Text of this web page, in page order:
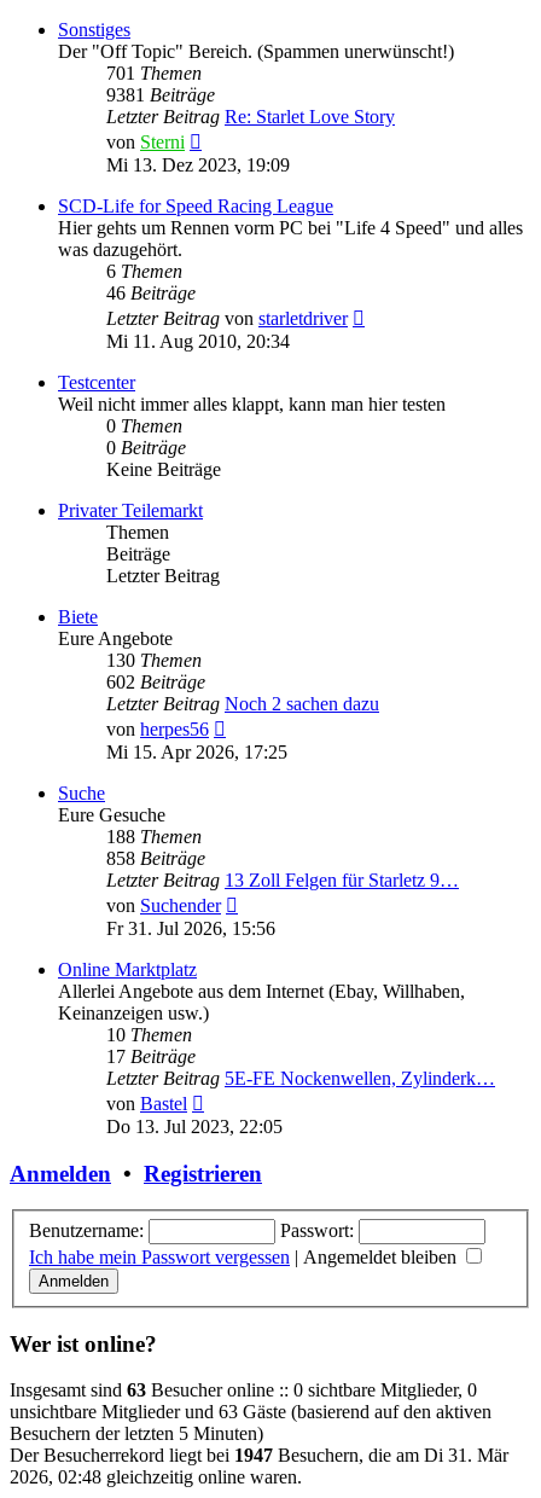
Sonstiges
Der "Off Topic" Bereich. (Spammen unerwünscht!)
701 Themen
9381 Beiträge
Letzter Beitrag Re: Starlet Love Story
von Sterni
Beitrag
Mi 13. Dez 2023, 19:09
SCD-Life for Speed Racing League
Hier gehts um Rennen vorm PC bei "Life 4 Speed" und alles
was dazugehört.
6 Themen
46 Beiträge
Letzter Beitrag von starletdriver
Mi 11. Aug 2010, 20:34
Testcenter
Weil nicht immer alles klappt, kann man hier testen
0 Themen
0 Beiträge
Keine Beiträge
Privater Teilemarkt
Themen
Beiträge
Letzter Beitrag
Biete
Eure Angebote
130 Themen
602 Beiträge
Letzter Beitrag Noch 2 sachen dazu
von herpes56
Beitrag
Mi 15. Apr 2026, 17:25
Suche
Eure Gesuche
188 Themen
858 Beiträge
Letzter Beitrag 13 Zoll Felgen für Starletz 9…
von Suchender
Beitrag
Fr 31. Jul 2026, 15:56
Online Marktplatz
Allerlei Angebote aus dem Internet (Ebay, Willhaben,
Keinanzeigen usw.)
10 Themen
17 Beiträge
Letzter Beitrag 5E-FE Nockenwellen, Zylinderk…
von Bastel
Beitrag
Do 13. Jul 2023, 22:05
Anmelden • Registrieren
Benutzername:
Passwort:
Ich habe mein Passwort vergessen | Angemeldet bleiben
Wer ist online?
Insgesamt sind 63 Besucher online :: 0 sichtbare Mitglieder, 0
unsichtbare Mitglieder und 63 Gäste (basierend auf den aktiven
Besuchern der letzten 5 Minuten)
Der Besucherrekord liegt bei 1947 Besuchern, die am Di 31. Mär
2026, 02:48 gleichzeitig online waren.